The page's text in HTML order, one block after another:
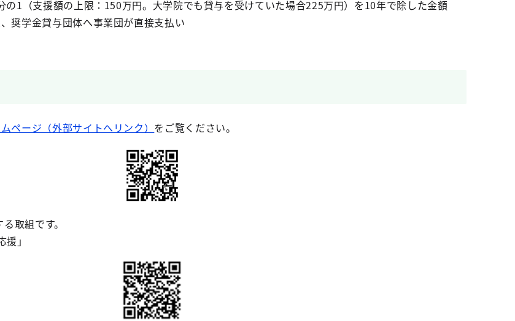
の1（支援額の上限：150万円。大学院でも貸与を受けていた場合225万円）を10年で除した金額
奨学金貸与団体へ事業団が直接支払い
ページ（外部サイトへリンク） をご覧ください。
取組です。
」